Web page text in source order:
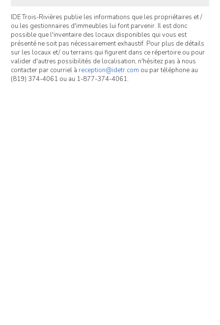
IDE Trois-Rivières publie les informations que les propriétaires et /
ou les gestionnaires d'immeubles lui font parvenir. Il est donc
possible que l'inventaire des locaux disponibles qui vous est
présenté ne soit pas nécessairement exhaustif. Pour plus de détails
sur les locaux et/ ou terrains qui figurent dans ce répertoire ou pour
valider d'autres possibilités de localisation, n'hésitez pas à nous
contacter par courriel à reception@idetr.com ou par téléphone au
(819) 374-4061 ou au 1-877-374-4061.